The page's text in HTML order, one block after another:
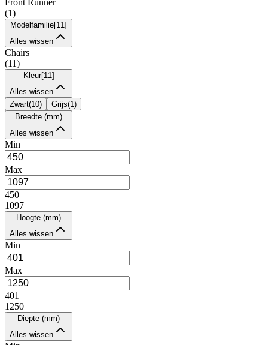
Front Runner
(1)
Modelfamilie[11 ]
Alles wissen
Chairs
(11)
Kleur[11 ]
Alles wissen
Zwart(10) Grijs(1 )
Breedte (mm)
Alles wissen
Min
Max
450
1097
Hoogte (mm)
Alles wissen
Min
Max
401
1250
Diepte (mm)
Alles wissen